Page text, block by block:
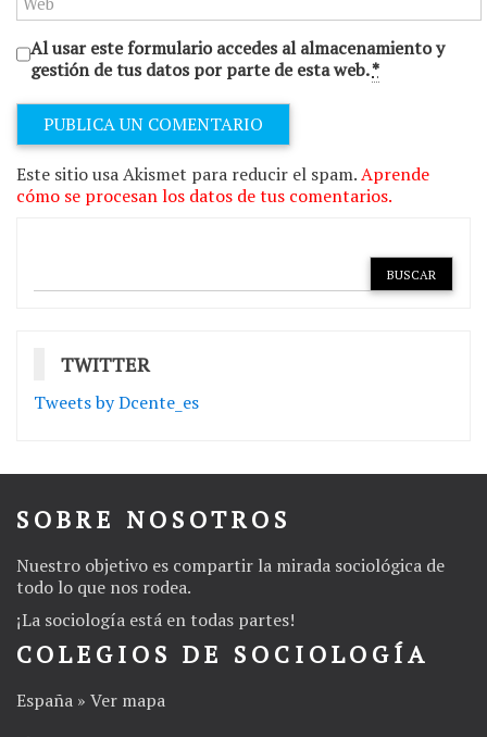
Al usar este formulario accedes al almacenamiento y
gestión de tus datos por parte de esta web.*
Este sitio usa Akismet para reducir el spam.Aprende
cómo se procesan los datos de tus comentarios.
TWITTER
Tweets by Dcente_es
SOBRE NOSOTROS
Nuestro objetivo es compartir la mirada sociológica de
todo lo que nos rodea.
¡La sociología está en todas partes!
COLEGIOS DE SOCIOLOGÍA
España » Ver mapa